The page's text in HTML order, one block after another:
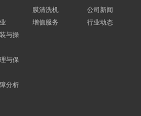
与操
与保
分析
膜清洗机
增值服务
公司新闻
行业动态